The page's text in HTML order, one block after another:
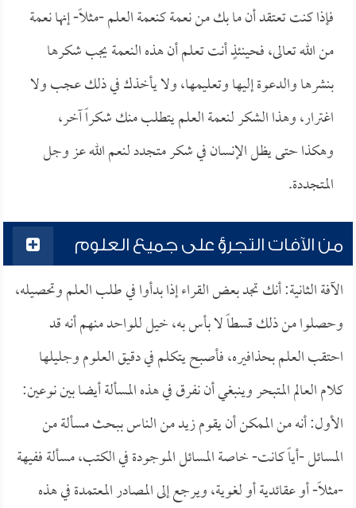
فإذا كنت تعتقد أن ما بك من نعمة كنعمة العلم -مثلاً- إنها نعمة
من الله تعالى، فحينئذٍ أنت تعلم أن هذه النعمة يجب شكرها
بنشرها والدعوة إليها وتعليمها، ولا يأخذك في ذلك عجب ولا
اغترار، وهذا الشكر لنعمة العلم يتطلب منك شكراً آخر،
وهكذا حتى يظل الإنسان في شكر متجدد لنعم الله عز وجل
المتجددة.
من الآفات التجرؤ على جميع العلوم
الآفة الثانية: أنك تجد بعض القراء إذا بدأوا في طلب العلم وتحصيله،
وحصلوا من ذلك قسطاً لا بأس به، خيل للواحد منهم أنه قد
احتقب العلم بحذافيره، فأصبح يتكلم في دقيق العلوم وجليلها
كلام العالم المتبحر وينبغي أن نفرق في هذه المسألة أيضا بين نوعين:
الأول: أنه من الممكن أن يقوم زيد من الناس ببحث مسألة من
المسائل -أياً كانت- خاصة المسائل الموجودة في الكتب، مسألة ففيهة
-مثلاً- أو عقائدية أو لغوية، ويرجع إلى المصادر المعتمدة في هذه